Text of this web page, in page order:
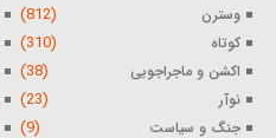
وسترن (812)
کوتاه (310)
اکشن و ماجراجویی (38)
نوآر (23)
جنگ و سیاست (9)